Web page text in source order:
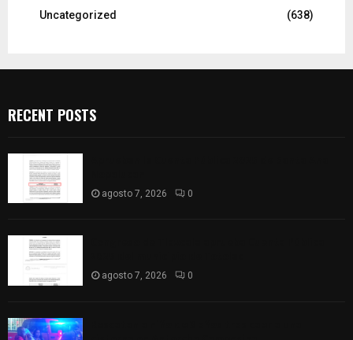
Uncategorized
(638)
RECENT POSTS
agosto 7, 2026 0
agosto 7, 2026 0